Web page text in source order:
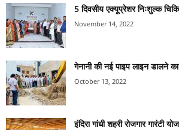
5 दिवसीय एक्यूप्रेशर निःशुल्क
November 14, 2022
गेनानी की नई पाइप लाइन डालने का
October 13, 2022
इंदिरा गांधी शहरी रोजगार गारंटी